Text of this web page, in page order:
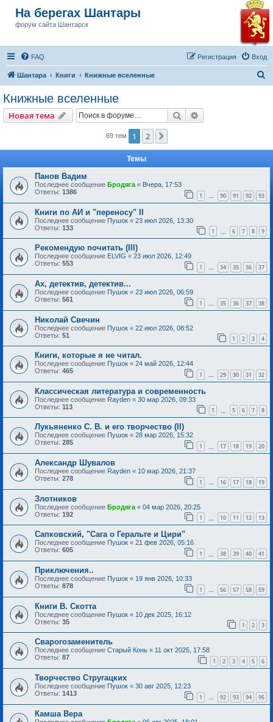
На берегах Шантары
форум сайта Шантарск
FAQ Вход
Регистрация
Шантара Книги Книжные вселенные
Книжные вселенные
Новая тема Поиск
69 тем 1 2
Темы
Панов Вадим
Последнее сообщение Бродяга « Вчера, 17:53
Ответы: 1386 1 … 90 91 92 93
Книги по АИ и "переносу" II
Последнее сообщение Пушок « 23 июл 2026, 13:30
Ответы: 133 1 6 7 8 9
Рекомендую почитать (III)
Последнее сообщение ELVIG « 23 июл 2026, 12:49
Ответы: 553 1 … 34 35 36 37
Ах, детектив, детектив...
Последнее сообщение Пушок « 23 июл 2026, 06:59
Ответы: 561 1 … 35 36 37 38
Николай Свечин
Последнее сообщение Пушок « 22 июл 2026, 08:52
Ответы: 51 1 2 3 4
Книги, которые я не читал.
Последнее сообщение Пушок « 24 май 2026, 12:44
Ответы: 465 1 … 29 30 31 32
Классическая литература и современность
Последнее сообщение Rayden « 30 мар 2026, 09:33
Ответы: 113 1 5 6 7 8
Лукьяненко С. В. и его творчество (II)
Последнее сообщение Пушок « 28 мар 2026, 15:32
Ответы: 285 1 17 18 19 20
Александр Шувалов
Последнее сообщение Rayden « 10 мар 2026, 21:37
Ответы: 278 1 … 16 17 18 19
Злотников
Последнее сообщение Бродяга « 04 мар 2026, 20:25
Ответы: 192 1 10 11 12 13
Сапковский, "Сага о Геральте и Цири"
Последнее сообщение Пушок « 21 фев 2026, 05:16
Ответы: 605 1 38 39 40 41
Приключения..
Последнее сообщение Пушок « 19 янв 2026, 10:33
Ответы: 878 1 … 56 57 58 59
Книги В. Скотта
Последнее сообщение Пушок « 10 дек 2025, 16:12
Ответы: 35 1 2 3
Сварогозаменитель
Последнее сообщение Старый Конь « 11 окт 2025, 17:58
Ответы: 87 1 2 3 4 5 6
Творчество Стругацких
Последнее сообщение Пушок « 30 авг 2025, 12:23
Ответы: 1413 1 … 92 93 94 95
Камша Вера